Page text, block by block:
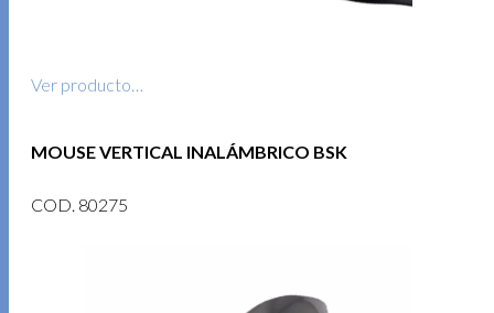
Ver producto…
MOUSE VERTICAL INALÁMBRICO BSK
COD. 80275